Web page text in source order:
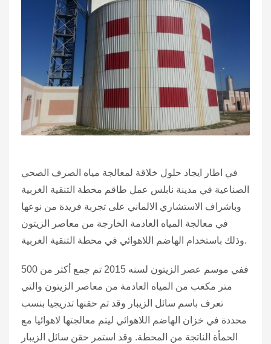
في اطار ايجاد حلول خلاقة لمعالجة مياه الصرف الصحي
الصناعية في مدينة نابلس عمل طاقم محطة التنقية الغربية
وباشراف الاستشاري الالماني على تجربة فريدة من نوعها
في معالجة المياه العادمة الخارجة من معاصر الزيتون
وذلك باستخدام الهاضم اللاهوائي في محطة التنقية الغربية.
ففي موسم عصر الزيتون لسنه 2015 تم جمع أكثر من 500
متر مكعب من المياه العادمة من معاصر الزيتون والتي
تعرف باسم سائل الزيبار وقد تم حقنها تدريجيا بنسب
محددة في خزان الهاضم اللاهوائي ليتم معالجتها لاهوائيا مع
الحمأة الناتجة من المحطة. وقد استمر حقن سائل الزيبار